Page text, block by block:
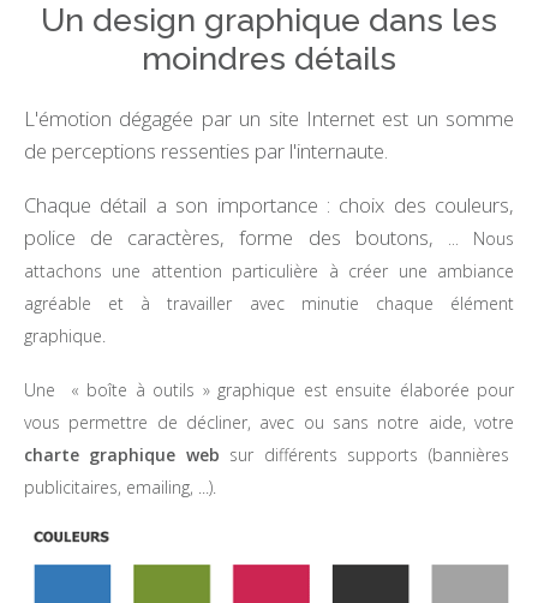
Un design graphique dans les
moindres détails
L'émotion dégagée par un site Internet est un somme
de perceptions ressenties par l'internaute.
Chaque détail a son importance : choix des couleurs,
police de caractères, forme des boutons, ...
Nous
attachons une attention particulière à créer une ambiance
agréable et à travailler avec minutie chaque élément
graphique.
Une « boîte à outils » graphique est ensuite élaborée pour
vous permettre de décliner, avec ou sans notre aide, votre
charte graphique web sur différents supports (bannières
publicitaires, emailing, ...).